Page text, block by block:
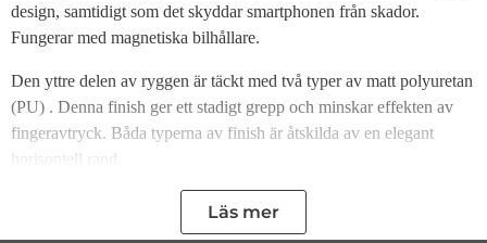
design, samtidigt som det skyddar smartphonen från skador.
Fungerar med magnetiska bilhållare.
Den yttre delen av ryggen är täckt med två typer av matt polyuretan
(PU) . Denna finish ger ett stadigt grepp och minskar effekten av
fingeravtryck. Båda typerna av finish är åtskilda av en elegant
horisontell rand.
Insidan av omslaget är fyllt med ett intressant mönster som liknar en
bikaka. Denna del av skalet är gjord av hårt PC-material, det vill
Läs mer